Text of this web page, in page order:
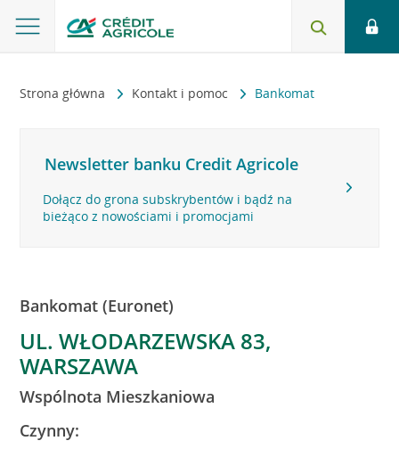
Strona główna Kontakt i pomoc Bankomat
Newsletter banku Credit Agricole
Dołącz do grona subskrybentów i bądź na
bieżąco z nowościami i promocjami
Bankomat (Euronet)
UL. WŁODARZEWSKA 83,
WARSZAWA
Wspólnota Mieszkaniowa
Czynny: